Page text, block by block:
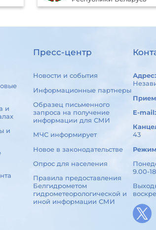
и
и
Пресс-центр
Новости и события
Информационные партнеры
Образец письменного
запроса на получение
информации для СМИ
МЧС информирует
Новое в законодательстве
Опрос для населения
Правила предоставления
Белгидрометом
гидрометеорологической и
иной информации СМИ
Адрес:
E-mail:
43
9.00-